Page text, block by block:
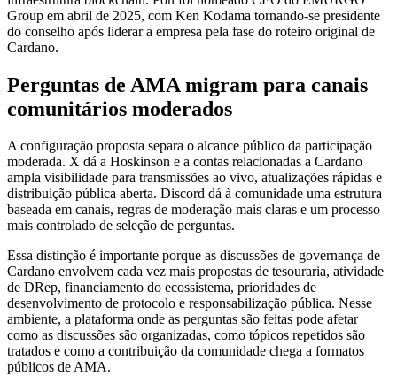
Group em abril de 2025, com Ken Kodama tornando-se presidente
do conselho após liderar a empresa pela fase do roteiro original de
Cardano.
Perguntas de AMA migram para canais
comunitários moderados
A configuração proposta separa o alcance público da participação
moderada. X dá a Hoskinson e a contas relacionadas a Cardano
ampla visibilidade para transmissões ao vivo, atualizações rápidas e
distribuição pública aberta. Discord dá à comunidade uma estrutura
baseada em canais, regras de moderação mais claras e um processo
mais controlado de seleção de perguntas.
Essa distinção é importante porque as discussões de governança de
Cardano envolvem cada vez mais propostas de tesouraria, atividade
de DRep, financiamento do ecossistema, prioridades de
desenvolvimento de protocolo e responsabilização pública. Nesse
ambiente, a plataforma onde as perguntas são feitas pode afetar
como as discussões são organizadas, como tópicos repetidos são
tratados e como a contribuição da comunidade chega a formatos
públicos de AMA.